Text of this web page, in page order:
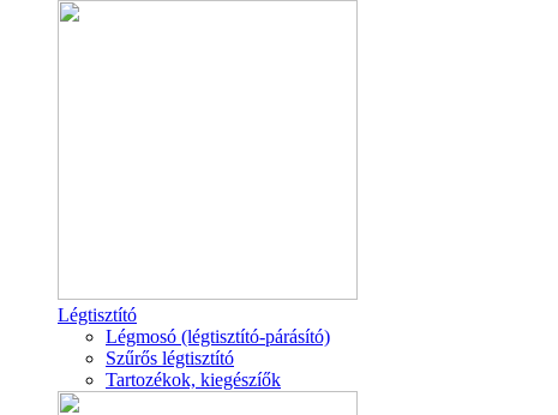
Légtisztító
Légmosó (légtisztító-párásító)
Szűrős légtisztító
Tartozékok, kiegészíők